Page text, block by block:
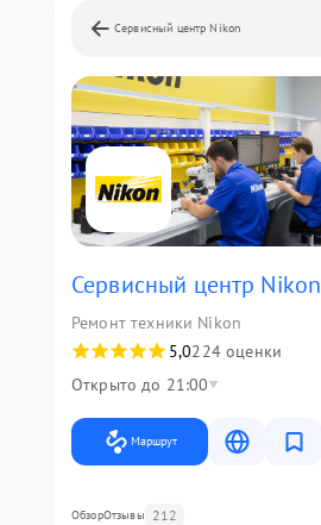
Сервисный центр Nikon
Сервисный центр Nikon
Ремонт техники Nikon
5,0224 оценки
Открыто до 21:00
Маршрут
ОбзорОтзывы 212